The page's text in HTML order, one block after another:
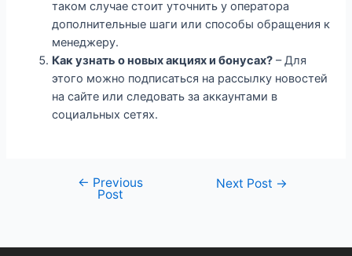
таком случае стоит уточнить у оператора
дополнительные шаги или способы обращения к
менеджеру.
Как узнать о новых акциях и бонусах? – Для
этого можно подписаться на рассылку новостей
на сайте или следовать за аккаунтами в
социальных сетях.
← Previous
Post
Next Post →